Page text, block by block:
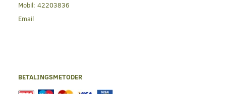
Mobil: 42203836
Email
BETALINGSMETODER